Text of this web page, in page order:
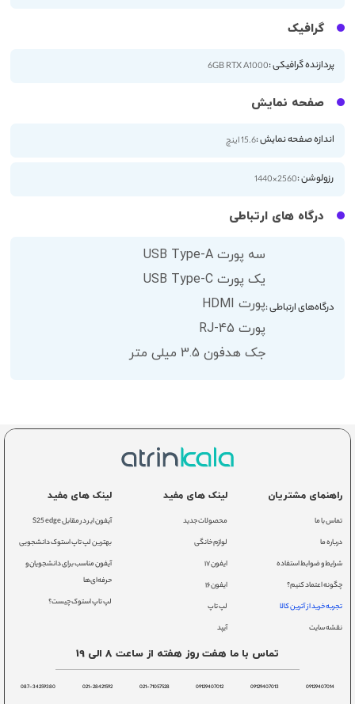
گرافیک
پردازنده گرافیکی :6GB RTX A1000
صفحه نمایش
اندازه صفحه نمایش :15.6 اینچ
رزولوشن :2560×1440
درگاه های ارتباطی
درگاه‌های ارتباطی :
سه پورت USB Type-A
یک پورت USB Type-C
پورت HDMI
پورت RJ-45
جک هدفون 3.5 میلی متر
راهنمای مشتریان
تماس با ما
درباره ما
شرایط و ضوابط استفاده
چگونه اعتماد کنیم؟
تجربه خرید از آترین کالا
نقشه سایت
لینک های مفید
محصولات جدید
لوازم خانگی
ایفون ۱۷
ایفون ۱۶
لپ تاپ
آیپد
لینک های مفید
آیفون ایر در مقابل S25 edge
بهترین لپ تاپ استوک دانشجویی
آیفون مناسب برای دانشجویان و
حرفه‌ای‌ها
لپ تاپ استوک چیست؟
تماس با ما هفت روز هفته از ساعت 8 الی 19
09129407014
09129407013
09129407012
021-71057528
021-28421592
087-34259380